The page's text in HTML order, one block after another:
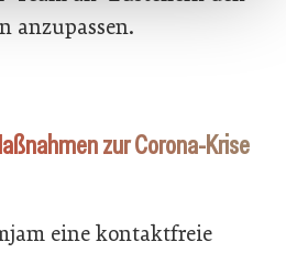
anzupassen.
zur Corona-Krise
eine kontaktfreie